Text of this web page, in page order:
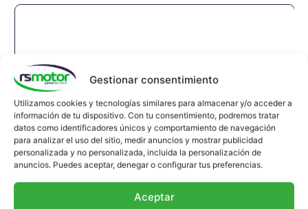
Gestionar consentimiento
Utilizamos cookies y tecnologías similares para almacenar y/o acceder a
información de tu dispositivo. Con tu consentimiento, podremos tratar
datos como identificadores únicos y comportamiento de navegación
para analizar el uso del sitio, medir anuncios y mostrar publicidad
personalizada y no personalizada, incluida la personalización de
anuncios. Puedes aceptar, denegar o configurar tus preferencias.
Aceptar